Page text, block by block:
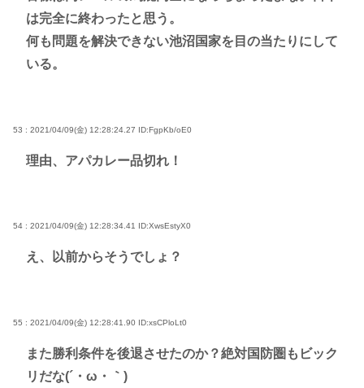
は完全に終わったと思う。
何も問題を解決できない池沼国家を目の当たりにして
いる。
53 : 2021/04/09(金) 12:28:24.27 ID:FgpKb/oE0
理由、アパカレー品切れ！
54 : 2021/04/09(金) 12:28:34.41 ID:XwsEstyX0
え、以前からそうでしょ？
55 : 2021/04/09(金) 12:28:41.90 ID:xsCPloLt0
また勝利条件を後退させたのか？絶対国防圏もビック
リだな(´・ω・｀)